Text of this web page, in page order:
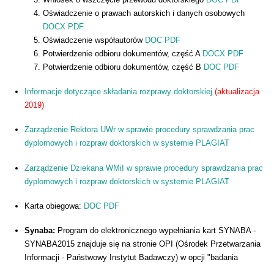
Oświadczenie o prawach autorskich i danych osobowych
DOCX PDF
Oświadczenie współautorów DOC PDF
Potwierdzenie odbioru dokumentów, część A DOCX PDF
Potwierdzenie odbioru dokumentów, część B DOC PDF
Informacje dotyczące składania rozprawy doktorskiej (aktualizacja
2019)
Zarządzenie Rektora UWr w sprawie procedury sprawdzania prac
dyplomowych i rozpraw doktorskich w systemie PLAGIAT
Zarządzenie Dziekana WMiI w sprawie procedury sprawdzania prac
dyplomowych i rozpraw doktorskich w systemie PLAGIAT
Karta obiegowa: DOC PDF
Synaba: Program do elektronicznego wypełniania kart SYNABA -
SYNABA2015 znajduje się na stronie OPI (Ośrodek Przetwarzania
Informacji - Państwowy Instytut Badawczy) w opcji "badania